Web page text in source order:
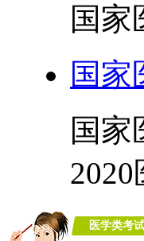
国家
国家
国家